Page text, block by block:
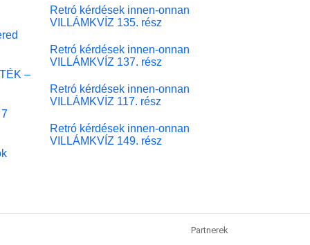
–
Retró kérdések innen-onnan
VILLÁMKVÍZ 135. rész
Retró kérdések innen-onnan
VILLÁMKVÍZ 137. rész
Retró kérdések innen-onnan
VILLÁMKVÍZ 117. rész
Retró kérdések innen-onnan
VILLÁMKVÍZ 149. rész
Partnerek